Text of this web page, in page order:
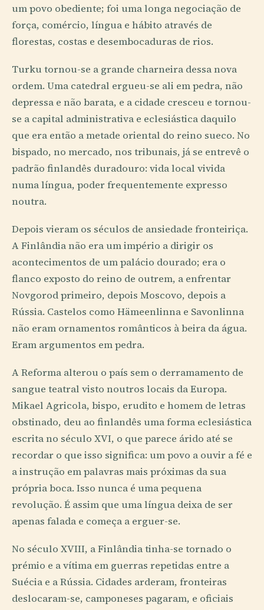
um povo obediente; foi uma longa negociação de
força, comércio, língua e hábito através de
florestas, costas e desembocaduras de rios.
Turku tornou-se a grande charneira dessa nova
ordem. Uma catedral ergueu-se ali em pedra, não
depressa e não barata, e a cidade cresceu e tornou-
se a capital administrativa e eclesiástica daquilo
que era então a metade oriental do reino sueco. No
bispado, no mercado, nos tribunais, já se entrevê o
padrão finlandês duradouro: vida local vivida
numa língua, poder frequentemente expresso
noutra.
Depois vieram os séculos de ansiedade fronteiriça.
A Finlândia não era um império a dirigir os
acontecimentos de um palácio dourado; era o
flanco exposto do reino de outrem, a enfrentar
Novgorod primeiro, depois Moscovo, depois a
Rússia. Castelos como Hämeenlinna e Savonlinna
não eram ornamentos românticos à beira da água.
Eram argumentos em pedra.
A Reforma alterou o país sem o derramamento de
sangue teatral visto noutros locais da Europa.
Mikael Agricola, bispo, erudito e homem de letras
obstinado, deu ao finlandês uma forma eclesiástica
escrita no século XVI, o que parece árido até se
recordar o que isso significa: um povo a ouvir a fé e
a instrução em palavras mais próximas da sua
própria boca. Isso nunca é uma pequena
revolução. É assim que uma língua deixa de ser
apenas falada e começa a erguer-se.
No século XVIII, a Finlândia tinha-se tornado o
prémio e a vítima em guerras repetidas entre a
Suécia e a Rússia. Cidades arderam, fronteiras
deslocaram-se, camponeses pagaram, e oficiais